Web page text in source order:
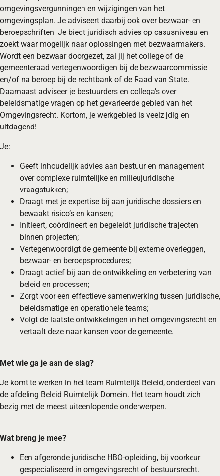
omgevingsvergunningen en wijzigingen van het
omgevingsplan. Je adviseert daarbij ook over bezwaar- en
beroepschriften. Je biedt juridisch advies op casusniveau en
zoekt waar mogelijk naar oplossingen met bezwaarmakers.
Wordt een bezwaar doorgezet, zal jij het college of de
gemeenteraad vertegenwoordigen bij de bezwaarcommissie
en/of na beroep bij de rechtbank of de Raad van State.
Daarnaast adviseer je bestuurders en collega’s over
beleidsmatige vragen op het gevarieerde gebied van het
Omgevingsrecht. Kortom, je werkgebied is veelzijdig en
uitdagend!
Je:
Geeft inhoudelijk advies aan bestuur en management
over complexe ruimtelijke en milieujuridische
vraagstukken;
Draagt met je expertise bij aan juridische dossiers en
bewaakt risico’s en kansen;
Initieert, coördineert en begeleidt juridische trajecten
binnen projecten;
Vertegenwoordigt de gemeente bij externe overleggen,
bezwaar- en beroepsprocedures;
Draagt actief bij aan de ontwikkeling en verbetering van
beleid en processen;
Zorgt voor een effectieve samenwerking tussen juridische,
beleidsmatige en operationele teams;
Volgt de laatste ontwikkelingen in het omgevingsrecht en
vertaalt deze naar kansen voor de gemeente.
Met wie ga je aan de slag?
Je komt te werken in het team Ruimtelijk Beleid, onderdeel van
de afdeling Beleid Ruimtelijk Domein. Het team houdt zich
bezig met de meest uiteenlopende onderwerpen.
Wat breng je mee?
Een afgeronde juridische HBO-opleiding, bij voorkeur
gespecialiseerd in omgevingsrecht of bestuursrecht.